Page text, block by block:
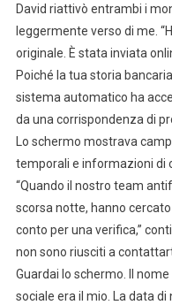
David riattivò entrambi i
leggermente verso di me.
originale. È stata inviata
Poiché la tua storia
sistema automatico ha
da una corrispondenza di
Lo schermo mostrava
temporali e informazioni di
“Quando il nostro team
scorsa notte, hanno
conto per una verifica,”
non sono riusciti a
Guardai lo schermo. Il
sociale era il mio. La data